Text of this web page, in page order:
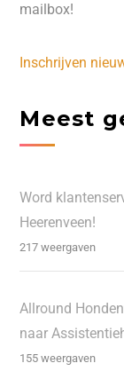
mailbox!
Inschrijven
Meest
Word
Heerenveen!
217 weergaven
Allround
naar
155 weergaven